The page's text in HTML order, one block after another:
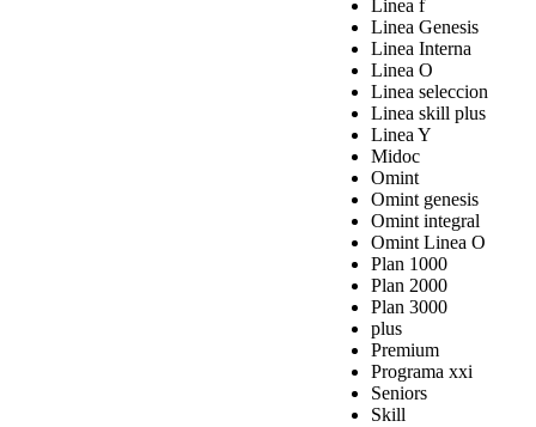
Linea f
Linea Genesis
Linea Interna
Linea O
Linea seleccion
Linea skill plus
Linea Y
Midoc
Omint
Omint genesis
Omint integral
Omint Linea O
Plan 1000
Plan 2000
Plan 3000
plus
Premium
Programa xxi
Seniors
Skill